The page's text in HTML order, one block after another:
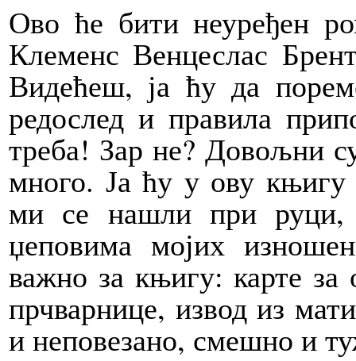
Ово ће бити неуређен
Клеменс Венцеслас
Видећеш, ја ћу да
редослед и правила
треба! Зар не? Довољни
много. Ја ћу у ову књигу
ми се нашли при
џеповима мојих
важно за књигу: карте за
прчварнице, извод из
и неповезано, смешно и